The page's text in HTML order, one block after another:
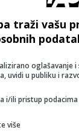
Izraelski
znao za napad
na
traži vašu
oglašavanje
uvidi u publiku i
i/ili pristup
više